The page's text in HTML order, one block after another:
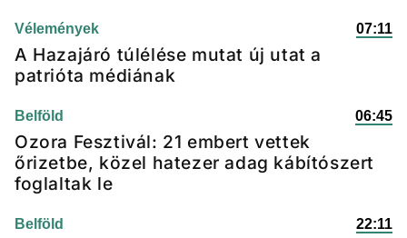
Vélemények 07:11
A Hazajáró túlélése mutat új utat a
patrióta médiának
Belföld 06:45
Ozora Fesztivál: 21 embert vettek
őrizetbe, közel hatezer adag kábítószert
foglaltak le
Belföld 22:11